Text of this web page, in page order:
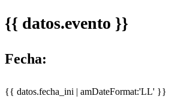
{{ datos.evento }}
Fecha:
{{ datos.fecha_ini | amDateFormat:'LL' }}